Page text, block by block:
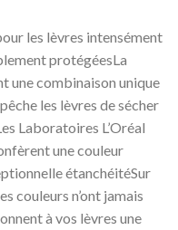
les lèvres intensément
protégéesLa
une combinaison unique
les lèvres de sécher
Laboratoires L’Oréal
une couleur
étanchéitéSur
couleurs n’ont jamais
à vos lèvres une